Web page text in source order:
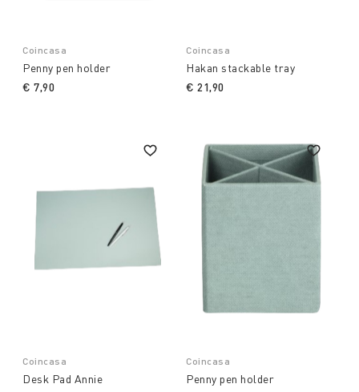
Coincasa
Penny pen holder
€ 7,90
Coincasa
Hakan stackable tray
€ 21,90
Coincasa
Desk Pad Annie
Coincasa
Penny pen holder